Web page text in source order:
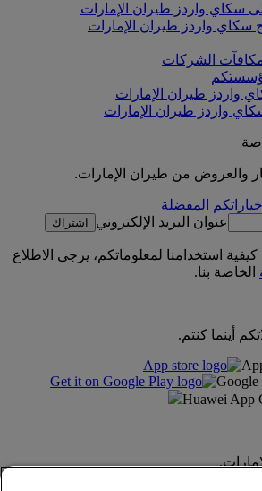
سكاي واردز طيران الإمارات
سكاي واردز طيران الإمارات
مكافآت الشركات
واردز طيران الإمارات
واردز طيران الإمارات
والعروض من طيران الإمارات.
خياراتكم المفضلة
عنوان البريد الإلكتروني
اشتراك
استخدامنا لمعلوماتكم، يرجى الاطلاع
الخاصة بنا.
أينما كنتم.
Google
Huawei App